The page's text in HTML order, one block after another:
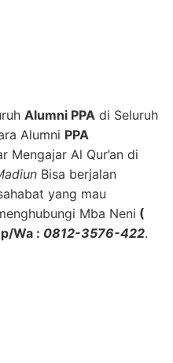
Alumni PPA di Seluruh
Alumni PPA
Mengajar Al Qur’an di
Bisa berjalan
yang mau
Mba Neni (
Wa : 0812-3576-422.